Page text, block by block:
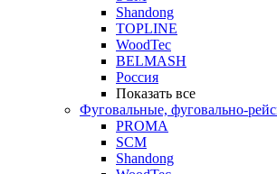
Shandong
TOPLINE
WoodTec
BELMASH
Россия
Показать все
Фуговальные, фуговально-
PROMA
SCM
Shandong